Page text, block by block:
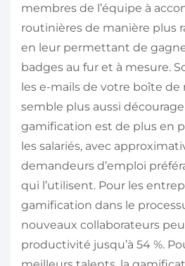
membres de l’équipe à
routinières de manière plus
en leur permettant de
badges au fur et à mesure.
les e-mails de votre boîte de
semble plus aussi
gamification est de plus en
les salariés, avec
demandeurs d’emploi
qui l’utilisent. Pour les
gamification dans le
nouveaux collaborateurs
productivité jusqu’à 54 %.